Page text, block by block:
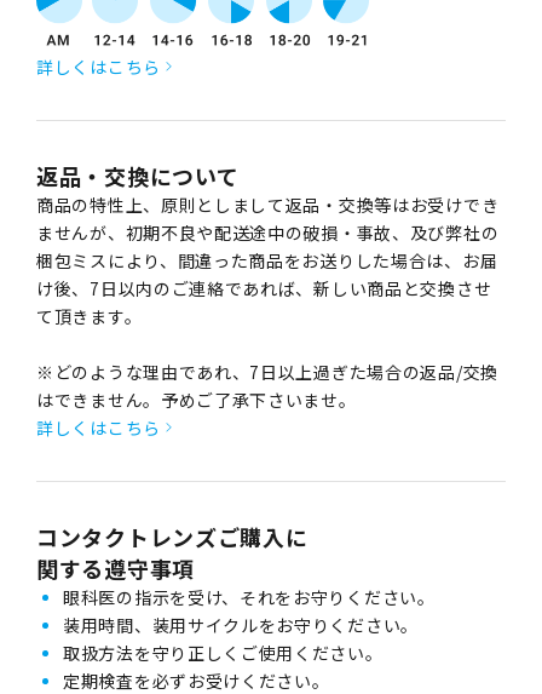
詳しくはこちら
返品・交換について
商品の特性上、原則としまして返品・交換等はお受けでき
ませんが、初期不良や配送途中の破損・事故、及び弊社の
梱包ミスにより、間違った商品をお送りした場合は、お届
け後、7日以内のご連絡であれば、新しい商品と交換させ
て頂きます。
※どのような理由であれ、7日以上過ぎた場合の返品/交換
はできません。予めご了承下さいませ。
詳しくはこちら
コンタクトレンズご購入に
関する遵守事項
眼科医の指示を受け、それをお守りください。
装用時間、装用サイクルをお守りください。
取扱方法を守り正しくご使用ください。
定期検査を必ずお受けください。